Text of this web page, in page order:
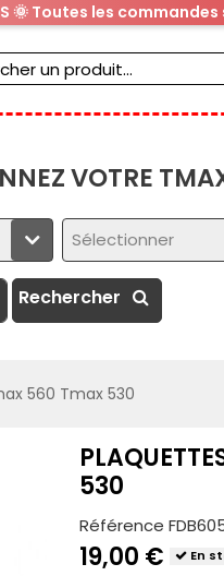
🌞 Toutes les
VOTRE
Sélectionner
Rechercher
560 Tmax 530
530
Référence
19,00 € En